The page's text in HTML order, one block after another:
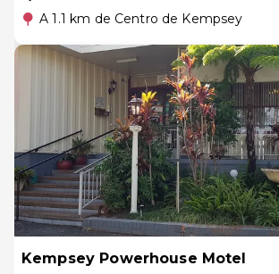
A 1.1 km de Centro de Kempsey
Kempsey Powerhouse Motel